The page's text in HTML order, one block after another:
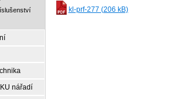
kl-prf-277 (206 kB)
nářadí